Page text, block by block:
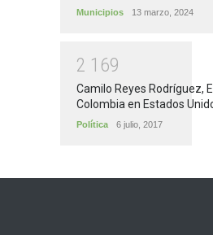
Municipios 13 marzo, 2024
2 1 69
Camilo Reyes Rodríguez,
Colombia en Estados
Política 6 julio, 2017